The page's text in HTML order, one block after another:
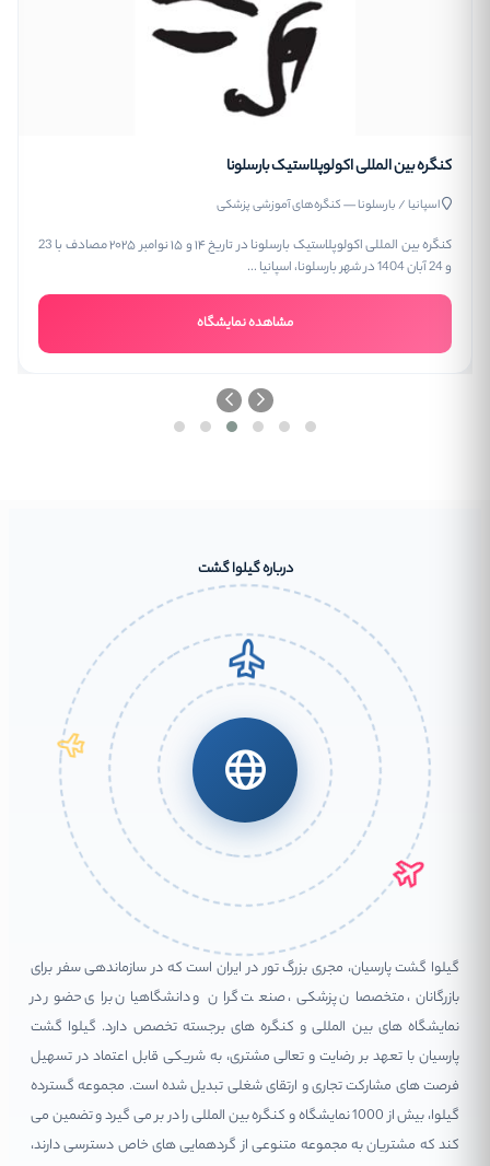
کنگره بین المللی اکولوپلاستیک بارسلونا
اسپانیا / بارسلونا— کنگره‌های آموزشی پزشکی
کنگره بین المللی اکولوپلاستیک بارسلونا در تاریخ ۱۴ و ۱۵ نوامبر ۲۰۲۵ مصادف با 23
و 24 آبان 1404 در شهر بارسلونا، اسپانیا ...
مشاهده نمایشگاه
درباره گیلوا گشت
گیلوا گشت پارسیان، مجری بزرگ تور در ایران است که در سازماندهی سفر برای
بازرگانان، متخصصان پزشکی، صنعت گران و دانشگاهیان برای حضور در
نمایشگاه های بین المللی و کنگره های برجسته تخصص دارد. گیلوا گشت
پارسیان با تعهد بر رضایت و تعالی مشتری، به شریکی قابل اعتماد در تسهیل
فرصت های مشارکت تجاری و ارتقای شغلی تبدیل شده است. مجموعه گسترده
گیلوا، بیش از 1000 نمایشگاه و کنگره بین المللی را در بر می گیرد و تضمین می
کند که مشتریان به مجموعه متنوعی از گردهمایی های خاص دسترسی دارند،